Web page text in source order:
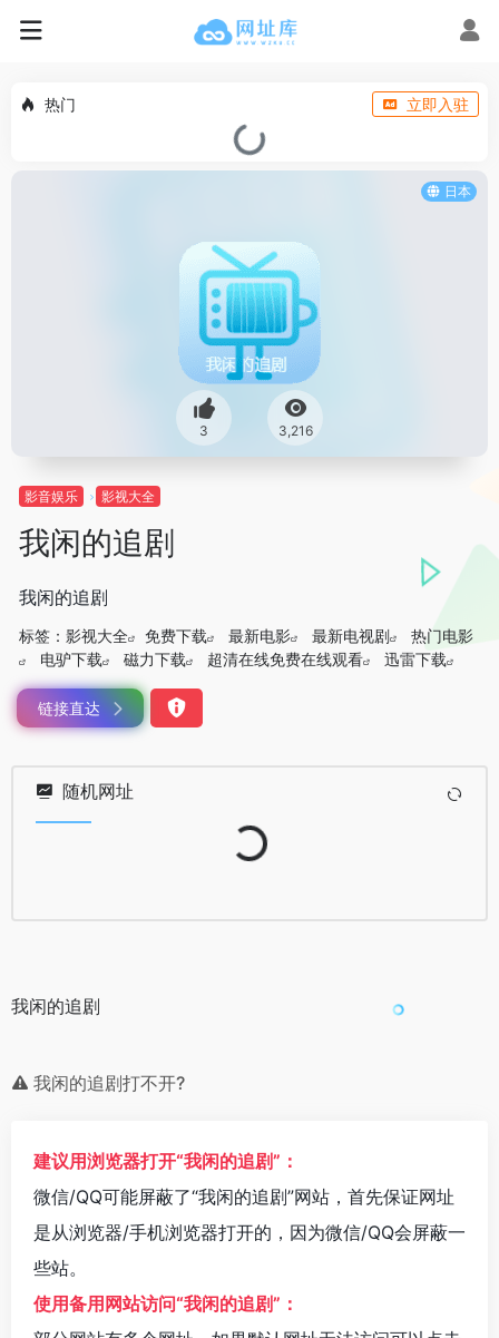
热门 立即入驻
日本
3 3,216
影音娱乐 影视大全
我闲的追剧
我闲的追剧
标签： 影视大全 免费下载 最新电影 最新电视剧
热门电影
电驴下载
磁力下载 超清在线免费在线观看 迅雷下载
链接直达
随机网址
Loading...
我闲的追剧
我闲的追剧打不开?
建议用浏览器打开“我闲的追剧”：
微信/QQ可能屏蔽了“我闲的追剧”网站，首先保证网址
是从浏览器/手机浏览器打开的，因为微信/QQ会屏蔽一
些站。
使用备用网站访问“我闲的追剧”：